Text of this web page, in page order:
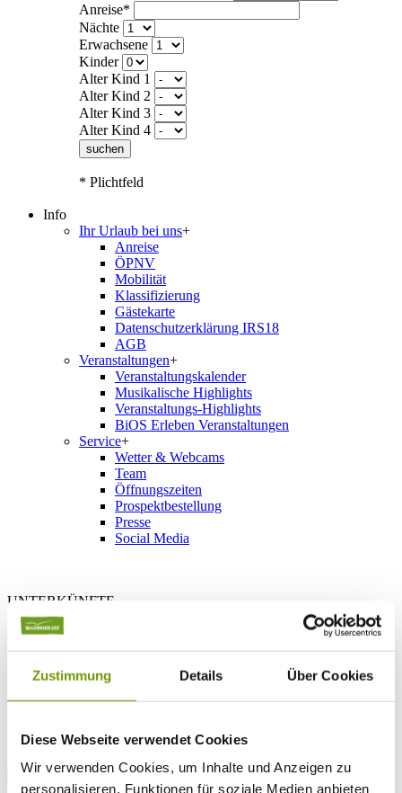
Zustimmung Details Über Cookies
Diese Webseite verwendet Cookies
Wir verwenden Cookies, um Inhalte und Anzeigen zu
personalisieren, Funktionen für soziale Medien anbieten
Anreise*
Nächte
Erwachsene
Kinder
Alter Kind 1
Alter Kind 2
Alter Kind 3
Alter Kind 4
suchen
* Plichtfeld
Info
Ihr Urlaub bei uns+
Anreise
ÖPNV
Mobilität
Klassifizierung
Gästekarte
Datenschutzerklärung IRS18
AGB
Veranstaltungen+
Veranstaltungskalender
Musikalische Highlights
Veranstaltungs-Highlights
BiOS Erleben Veranstaltungen
Service+
Wetter & Webcams
Team
Öffnungszeiten
Prospektbestellung
Presse
Social Media
UNTERKÜNFTE
Bitte wählen Sie einen Ort
Anreise*
Nächte
Erwachsene
Alter Kind 1
Alter Kind 3
suchen